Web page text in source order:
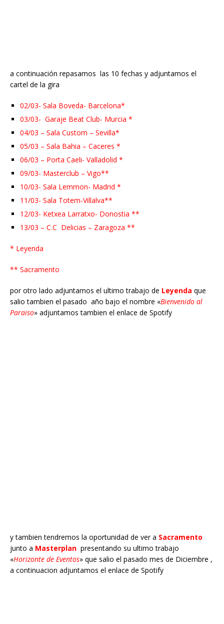
a continuación repasamos las 10 fechas y adjuntamos el
cartel de la gira
02/03- Sala Boveda- Barcelona*
03/03- Garaje Beat Club- Murcia *
04/03 – Sala Custom – Sevilla*
05/03 – Sala Bahia – Caceres *
06/03 – Porta Caeli- Valladolid *
09/03- Masterclub – Vigo**
10/03- Sala Lemmon- Madrid *
11/03- Sala Totem-Villalva**
12/03- Ketxea Larratxo- Donostia **
13/03 – C.C Delicias – Zaragoza **
* Leyenda
** Sacramento
por otro lado adjuntamos el ultimo trabajo de Leyenda que
salio tambien el pasado año bajo el nombre «Bienvenido al
Paraiso» adjuntamos tambien el enlace de Spotify
y tambien tendremos la oportunidad de ver a Sacramento
junto a Masterplan presentando su ultimo trabajo
«Horizonte de Eventos» que salio el pasado mes de Diciembre ,
a continuacion adjuntamos el enlace de Spotify